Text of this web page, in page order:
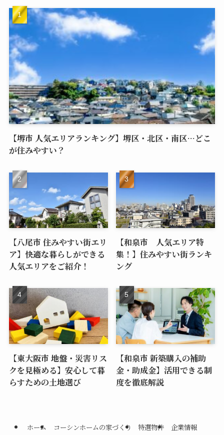
【堺市 人気エリアランキング】堺区・北区・南区…どこ
が住みやすい？
【八尾市 住みやすい街エリ
ア】快適な暮らしができる
人気エリアをご紹介！
【和泉市 人気エリア特
集！】住みやすい街ランキ
ング
【東大阪市 地盤・災害リス
クを見極める】安心して暮
らすための土地選び
【和泉市 新築購入の補助
金・助成金】活用できる制
度を徹底解説
ホーム コーシンホームの家づくり 特選物件
企業情報